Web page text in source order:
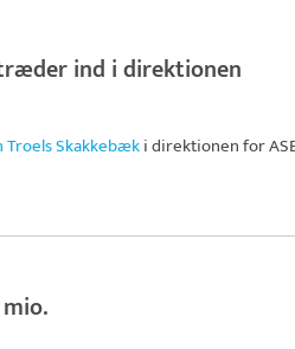
ind i direktionen
Troels Skakkebæki direktionen for